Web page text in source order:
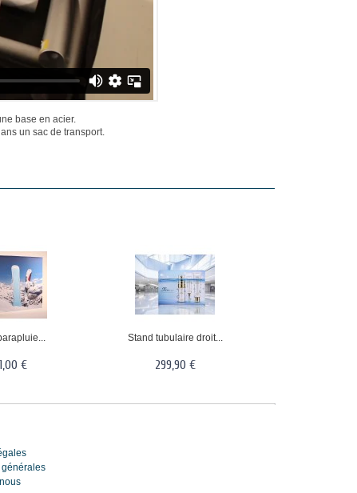
base en acier.
un sac de transport.
€
Stand tubulaire droit...
299,90 €